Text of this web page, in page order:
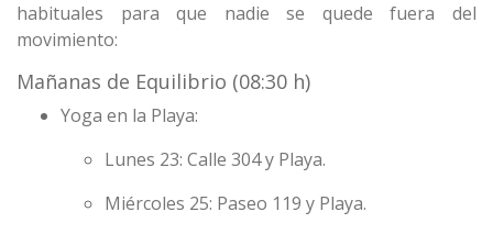
habituales para que nadie se quede fuera del
movimiento:
Mañanas de Equilibrio (08:30 h)
Yoga en la Playa:
Lunes 23: Calle 304 y Playa.
Miércoles 25: Paseo 119 y Playa.